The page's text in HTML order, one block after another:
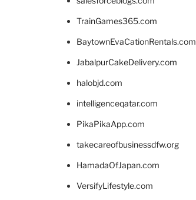
TrainGames365.com
BaytownEvaCationRentals.com
JabalpurCakeDelivery.com
halobjd.com
intelligenceqatar.com
PikaPikaApp.com
takecareofbusinessdfw.org
HamadaOfJapan.com
VersifyLifestyle.com